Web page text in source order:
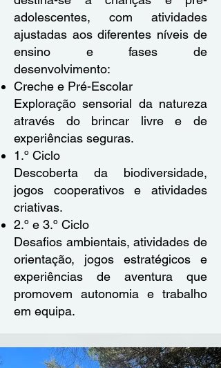
adolescentes, com atividades
ajustadas aos diferentes níveis de
ensino e fases de
desenvolvimento:
Creche e Pré-Escolar
Exploração sensorial da natureza
através do brincar livre e de
experiências seguras.
1.º Ciclo
Descoberta da biodiversidade,
jogos cooperativos e atividades
criativas.
2.º e 3.º Ciclo
Desafios ambientais, atividades de
orientação, jogos estratégicos e
experiências de aventura que
promovem autonomia e trabalho
em equipa.